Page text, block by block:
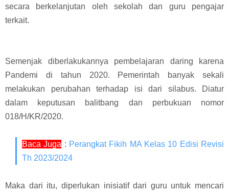
secara berkelanjutan oleh sekolah dan guru pengajar
terkait.
Semenjak diberlakukannya pembelajaran daring karena
Pandemi di tahun 2020. Pemerintah banyak sekali
melakukan perubahan terhadap isi dari silabus. Diatur
dalam keputusan balitbang dan perbukuan nomor
018/H/KR/2020.
Baca Juga : Perangkat Fikih MA Kelas 10 Edisi Revisi
Th 2023/2024
Maka dari itu, diperlukan inisiatif dari guru untuk mencari